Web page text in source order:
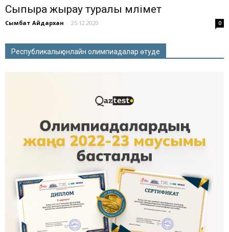
Сыпыра жырау туралы мәлімет
Сымбат Айдархан - 25.12.2020 0
Республикалық онлайн олимпиадалар өтуде